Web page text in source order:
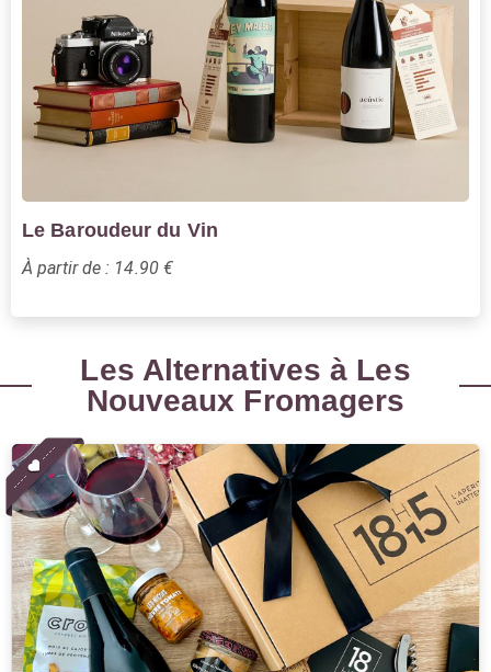
Le Baroudeur du Vin
À partir de : 14.90 €
Les Alternatives à Les
Nouveaux Fromagers